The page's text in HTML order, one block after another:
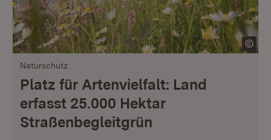
Naturschutz
Platz für Artenvielfalt: Land
erfasst 25.000 Hektar
Straßenbegleitgrün